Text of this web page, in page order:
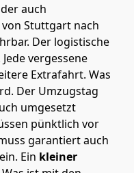
auch
Stuttgart nach
Der logistische
Jede vergessene
Extrafahrt. Was
Der Umzugstag
umgesetzt
pünktlich vor
garantiert auch
Ein kleiner